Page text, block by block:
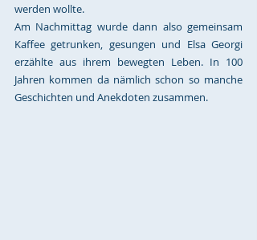
werden wollte.
Am Nachmittag wurde dann also gemeinsam
Kaffee getrunken, gesungen und Elsa Georgi
erzählte aus ihrem bewegten Leben. In 100
Jahren kommen da nämlich schon so manche
Geschichten und Anekdoten zusammen.